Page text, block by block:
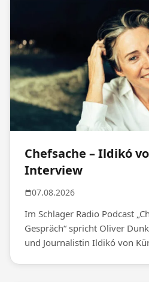
Chefsache – Ildikó
Interview
07.08.2026
Im Schlager Radio Podcast
Gespräch“ spricht Oliver
und Journalistin Ildikó von